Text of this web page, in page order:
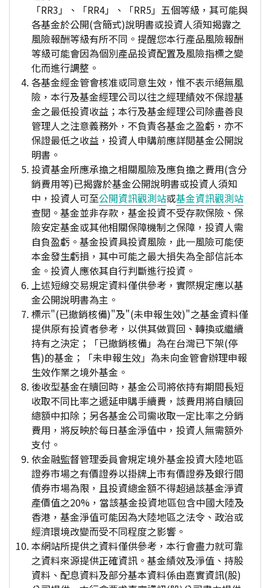
「RR3」、「RR4」、「RR5」五個等級，其可能與
各基金於公開(含簡式)說明書或投資人須知揭露之
風險報酬等級有所不同。提醒您本行產品風險報酬
等級可能會因為個別產品投資配置及風險指標之變
化而進行調整。
各基金經金管會核准或同意生效，惟不表示絕無風
險，本行及基金經理公司以往之經理績效不保證基
金之最低投資收益；本行及基金經理公司除盡善良
管理人之注意義務外，不負責各基金之盈虧，亦不
保證最低之收益，投資人申購前應詳閱基金公開說
明書。
投資基金所應承擔之相關風險及應負擔之費用(含分
銷費用等)已揭露於基金公開說明書或投資人須知
中，投資人可至公開資訊觀測站或基金資訊觀測站
查閱。基金並非存款，基金投資不受存款保險、保
險安定基金或其他相關保障機制之保障，投資人需
自負盈虧。基金投資具投資風險，此一風險可能使
本金發生虧損，其中可能之最大損失為全部信託本
金。投資人應依其自行判斷進行投資。
上述短線交易規定資料僅供參考，實際規定應以基
金公開說明書為主。
標示"(已撤銷核備)"及"(未申報生效)"之基金資料僅
提供原有投資者參考，以供其做買回、轉換或繼續
持有之決定；「已撤銷核備」為在台灣已下架(停
售)的基金；「未申報生效」為未向金管會辦理申報
生效作業之境外基金。
後收型基金在贖回時，基金公司將依持有期間長短
收取不同比率之遞延申購手續費，該費用將自贖回
總額中扣除；另各基金公司需收取一定比率之分銷
費用，將反映於每日基金淨值中，投資人無需額外
支付。
依金融監督管理委員會規定境外基金投資大陸地區
證券市場之有價證券以掛牌上市有價證券及銀行間
債券市場為限，且投資總金額不得超過該基金淨資
產價值之20%，當該基金投資地區包含中國大陸及
香港，基金淨值可能因為大陸地區之法令、政治或
經濟環境改變而受不同程度之影響。
本網站所提供之資料僅供參考，本行會盡力就可靠
之資料來源提供正確資訊。基金績效及淨值、持股
資料、配息資料及部分基本資料係由嘉實資訊(股)